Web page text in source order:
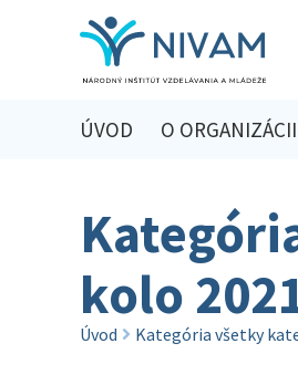
ÚVOD O ORGANIZÁCII
kolo
Úvod Kategória všetky